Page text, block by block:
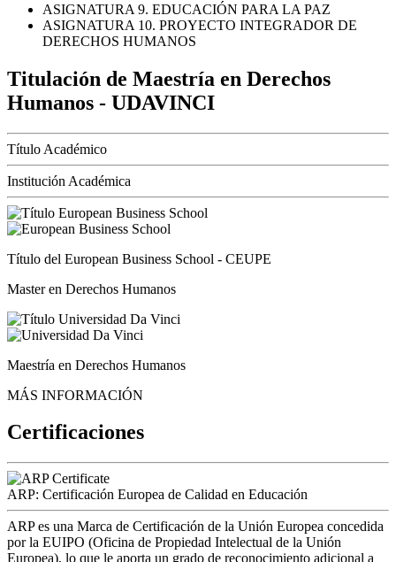
ASIGNATURA 9. EDUCACIÓN PARA LA PAZ
ASIGNATURA 10. PROYECTO INTEGRADOR DE
DERECHOS HUMANOS
Titulación de Maestría en Derechos
Humanos - UDAVINCI
Título Académico
Institución Académica
Título del European Business School - CEUPE
Master en Derechos Humanos
Maestría en Derechos Humanos
MÁS INFORMACIÓN
Certificaciones
ARP: Certificación Europea de Calidad en Educación
ARP es una Marca de Certificación de la Unión Europea concedida
por la EUIPO (Oficina de Propiedad Intelectual de la Unión
Europea), lo que le aporta un grado de reconocimiento adicional a